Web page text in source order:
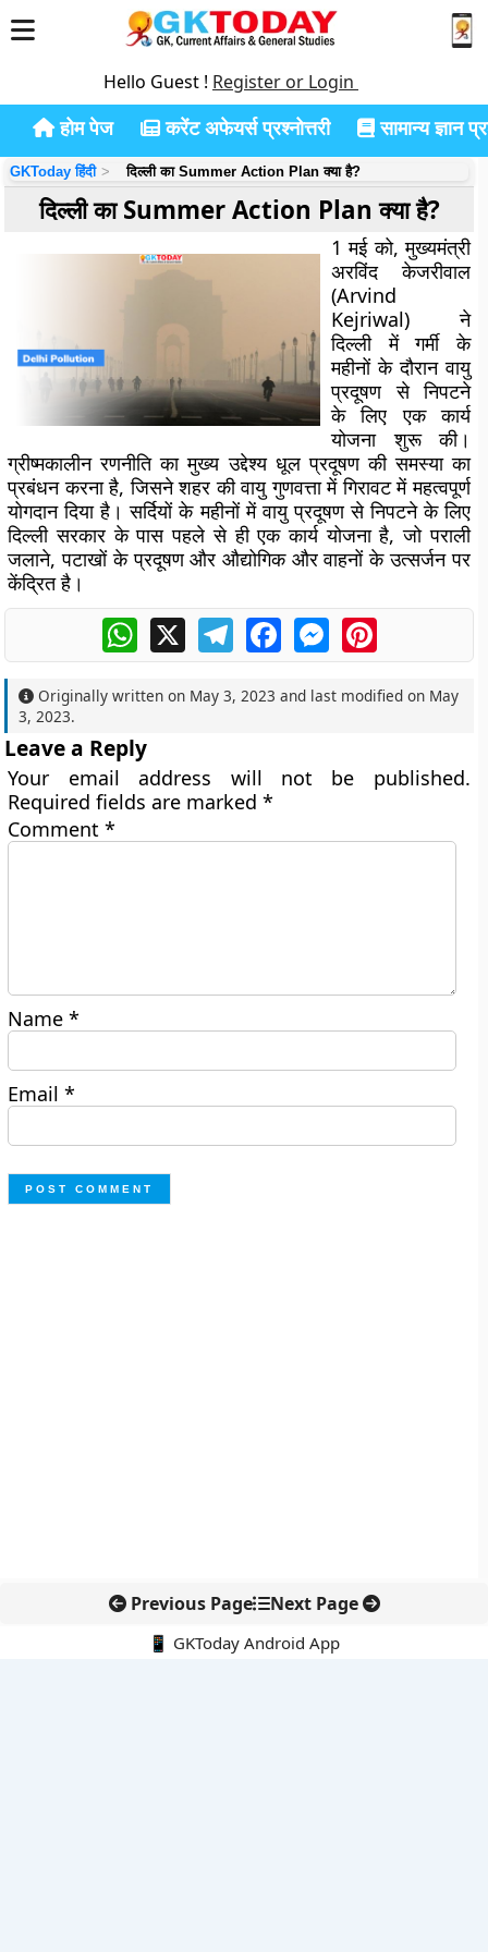
Hello Guest ! Register or Login
होम पेज करेंट अफेयर्स प्रश्नोत्तरी सामान्य ज्ञान
GKToday हिंदी दिल्ली का Summer Action Plan क्या है?
दिल्ली का Summer Action Plan क्या है?
1 मई को, मुख्यमंत्री
अरविंद केजरीवाल
(Arvind
Kejriwal) ने
दिल्ली में गर्मी के
महीनों के दौरान वायु
प्रदूषण से निपटने
के लिए एक कार्य
योजना शुरू की।
ग्रीष्मकालीन रणनीति का मुख्य उद्देश्य धूल प्रदूषण की समस्या का
प्रबंधन करना है, जिसने शहर की वायु गुणवत्ता में गिरावट में महत्वपूर्ण
योगदान दिया है। सर्दियों के महीनों में वायु प्रदूषण से निपटने के लिए
दिल्ली सरकार के पास पहले से ही एक कार्य योजना है, जो पराली
जलाने, पटाखों के प्रदूषण और औद्योगिक और वाहनों के उत्सर्जन पर
केंद्रित है।
WhatsApp
X TelegramFacebookMessengerPinterest
Originally written on May 3, 2023 and last modified on May
3, 2023.
Leave a Reply
Your email address will not be published.
Required fields are marked*
Comment*
Name*
Email*
Previous Page Next Page
📱 GKToday Android App